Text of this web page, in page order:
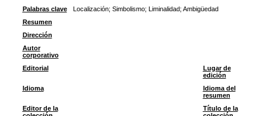
Palabras clave
Localización; Simbolismo; Liminalidad; Ambigüedad
Resumen
Dirección
Autor
corporativo
Editorial
Lugar de
edición
Idioma
Idioma del
resumen
Editor de la
Título de la